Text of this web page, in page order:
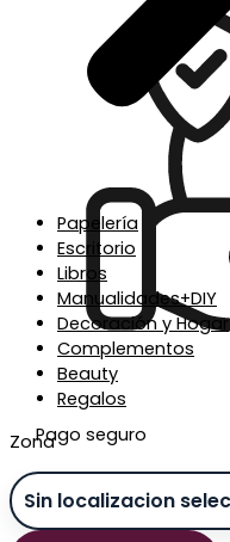
Papelería
Escritorio
Libros
Manualidades+DIY
Decoración y Hogar
Complementos
Beauty
Regalos
ZonaPago seguro